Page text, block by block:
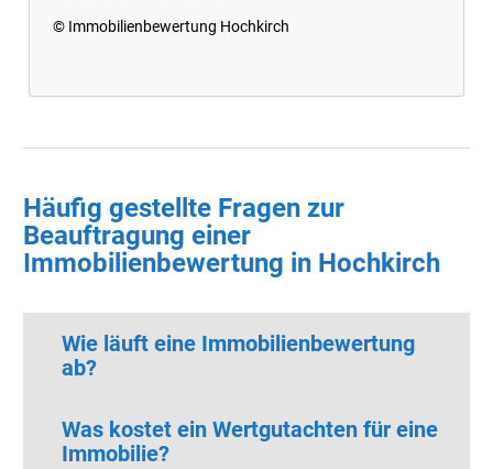
© Immobilienbewertung Hochkirch
Häufig gestellte Fragen zur
Beauftragung einer
Immobilienbewertung in Hochkirch
Wie läuft eine Immobilienbewertung
ab?
Was kostet ein Wertgutachten für eine
Immobilie?